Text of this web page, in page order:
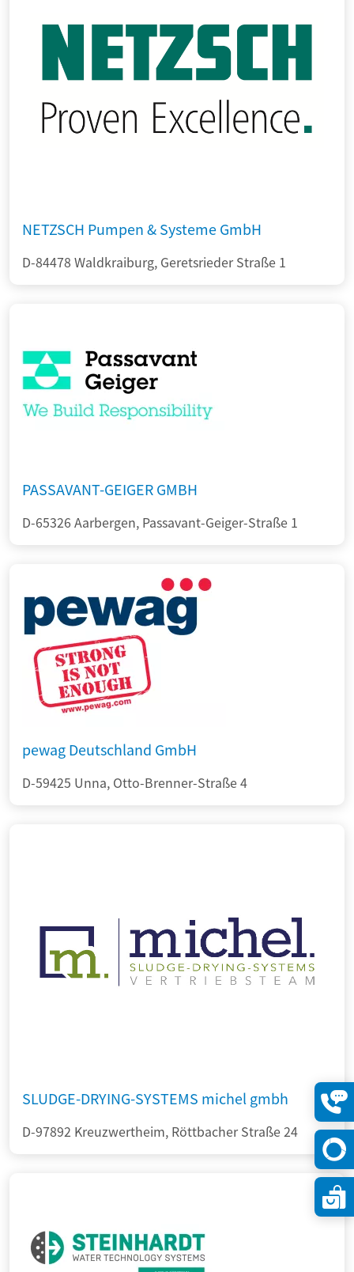
NETZSCH Pumpen & Systeme GmbH
D-84478 Waldkraiburg, Geretsrieder Straße 1
PASSAVANT-GEIGER GMBH
D-65326 Aarbergen, Passavant-Geiger-Straße 1
pewag Deutschland GmbH
D-59425 Unna, Otto-Brenner-Straße 4
SLUDGE-DRYING-SYSTEMS michel gmbh
D-97892 Kreuzwertheim, Röttbacher Straße 24